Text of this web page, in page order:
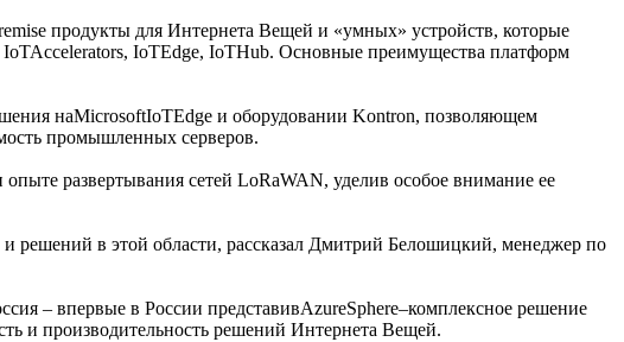
продукты для Интернета Вещей и «умных» устройств, которые
IoTEdge, IoTHub. Основные преимущества платформ
наMicrosoftIoTEdge и оборудовании Kontron, позволяющем
промышленных серверов.
развертывания сетей LoRaWAN, уделив особое внимание ее
в этой области, рассказал Дмитрий Белошицкий, менеджер по
– впервые в России представивAzureSphere–комплексное решение
и производительность решений Интернета Вещей.